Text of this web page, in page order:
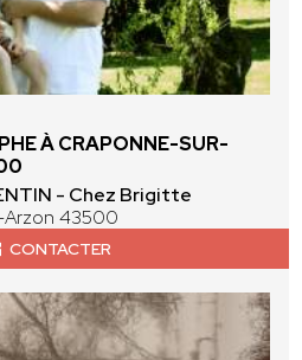
À CRAPONNE-SUR-
- Chez Brigitte
Arzon 43500
CONTACTER